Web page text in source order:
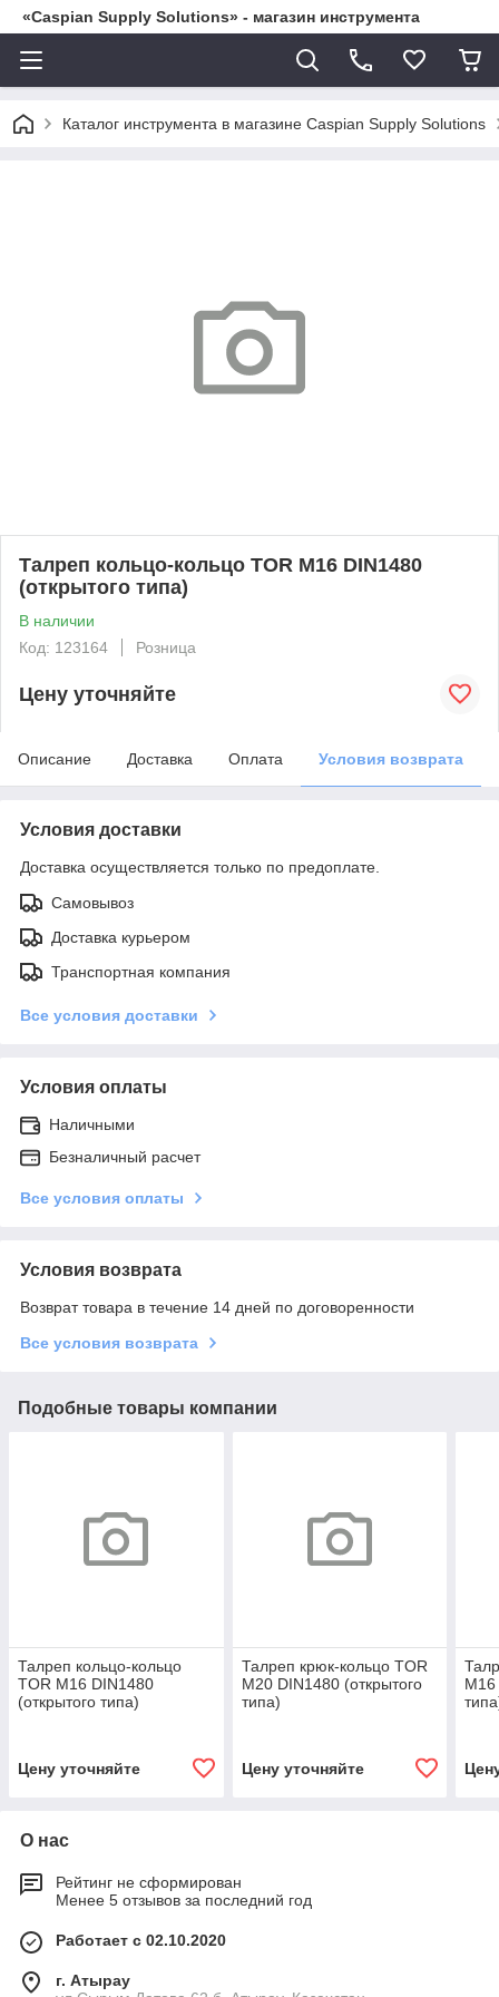
«Caspian Supply Solutions» - магазин инструмента
Каталог инструмента в магазине Caspian Supply Solutions
Талреп кольцо-кольцо TOR М16 DIN1480
(открытого типа)
В наличии
Код: 123164
Розница
Цену уточняйте
Описание Доставка Оплата Условия возврата
Условия доставки
Доставка осуществляется только по предоплате.
Самовывоз
Доставка курьером
Транспортная компания
Все условия доставки
Условия оплаты
Наличными
Безналичный расчет
Все условия оплаты
Условия возврата
Возврат товара в течение 14 дней по договоренности
Все условия возврата
Подобные товары компании
Талреп кольцо-кольцо
TOR М16 DIN1480
(открытого типа)
Цену уточняйте
Талреп крюк-кольцо TOR
М20 DIN1480 (открытого
типа)
Цену уточняйте
М16
О нас
Рейтинг не сформирован
Менее 5 отзывов за последний год
Работает с 02.10.2020
г. Атырау